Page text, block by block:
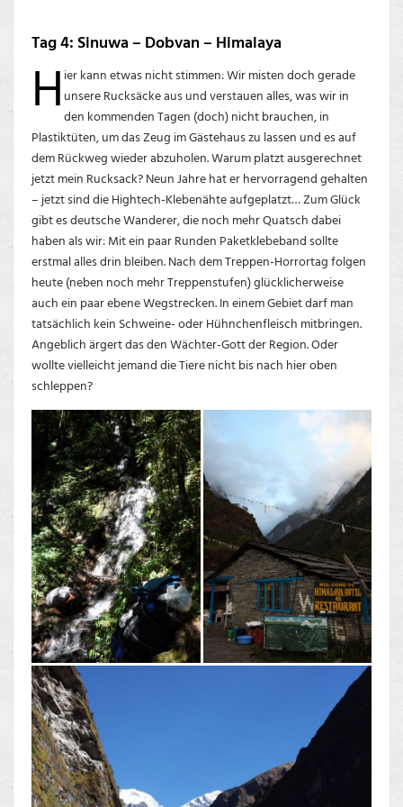
Tag 4: Sinuwa – Dobvan – Himalaya
H ier kann etwas nicht stimmen: Wir misten doch gerade
unsere Rucksäcke aus und verstauen alles, was wir in
den kommenden Tagen (doch) nicht brauchen, in
Plastiktüten, um das Zeug im Gästehaus zu lassen und es auf
dem Rückweg wieder abzuholen. Warum platzt ausgerechnet
jetzt mein Rucksack? Neun Jahre hat er hervorragend gehalten
– jetzt sind die Hightech-Klebenähte aufgeplatzt… Zum Glück
gibt es deutsche Wanderer, die noch mehr Quatsch dabei
haben als wir: Mit ein paar Runden Paketklebeband sollte
erstmal alles drin bleiben. Nach dem Treppen-Horrortag folgen
heute (neben noch mehr Treppenstufen) glücklicherweise
auch ein paar ebene Wegstrecken. In einem Gebiet darf man
tatsächlich kein Schweine- oder Hühnchenfleisch mitbringen.
Angeblich ärgert das den Wächter-Gott der Region. Oder
wollte vielleicht jemand die Tiere nicht bis nach hier oben
schleppen?